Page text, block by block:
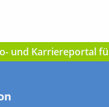
und Karriereportal